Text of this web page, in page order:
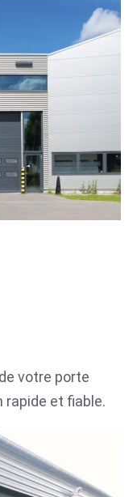
votre porte
rapide et fiable.